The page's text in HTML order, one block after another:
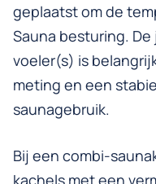
geplaatst om de
Sauna besturing.
voeler(s) is
meting en een
saunagebruik.
Bij een combi-
kachels met een